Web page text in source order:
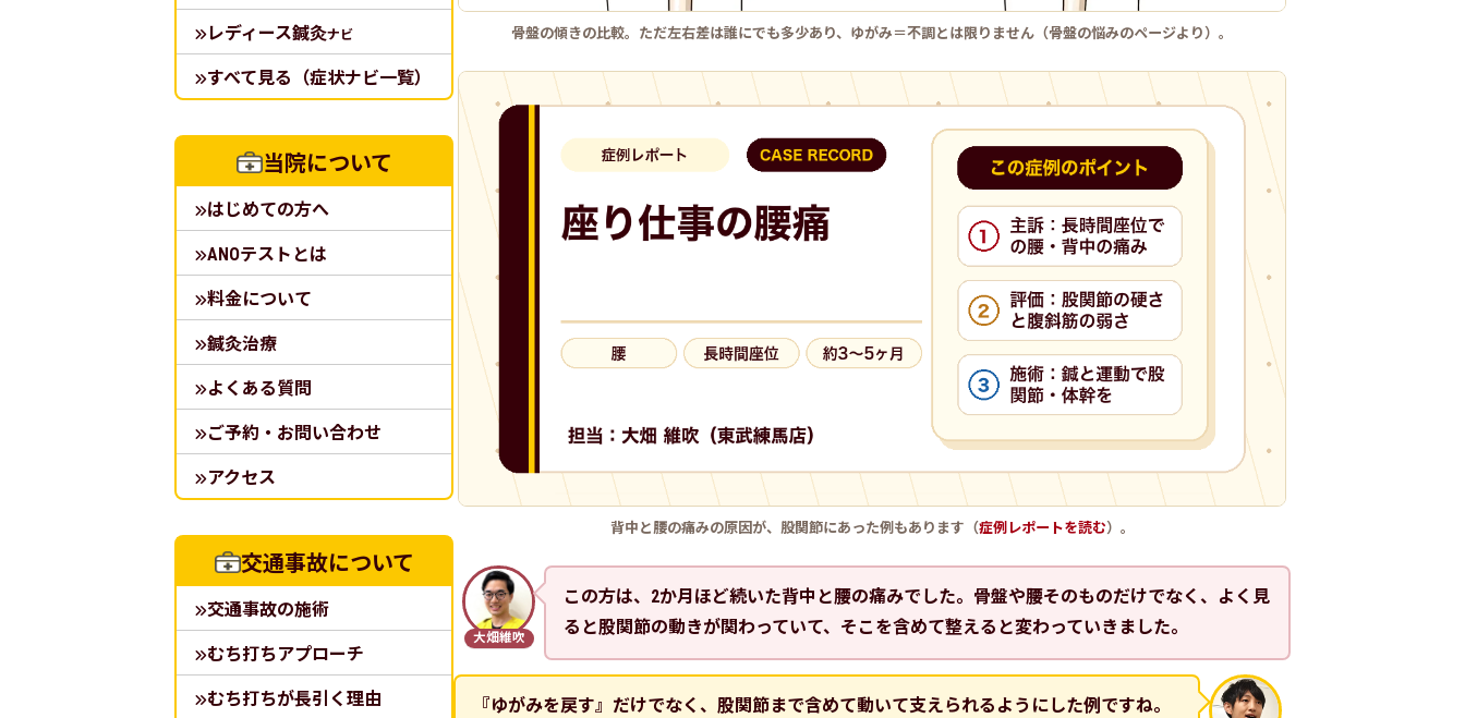
レディース鍼灸ナビ
すべて見る（症状ナビ一覧）
当院について
はじめての方へ
ANOテストとは
料金について
鍼灸治療
よくある質問
ご予約・お問い合わせ
アクセス
交通事故について
交通事故の施術
むち打ちアプローチ
むち打ちが長引く理由
骨盤の傾きの比較。ただ左右差は誰にでも多少あり、ゆがみ＝不調とは限りません（骨盤の悩みのページより）。
背中と腰の痛みの原因が、股関節にあった例もあります（症例レポートを読む）。
大畑維吹
この方は、2か月ほど続いた背中と腰の痛みでした。骨盤や腰そのものだけでなく、よく見
ると股関節の動きが関わっていて、そこを含めて整えると変わっていきました。
『ゆがみを戻す』だけでなく、股関節まで含めて動いて支えられるようにした例ですね。